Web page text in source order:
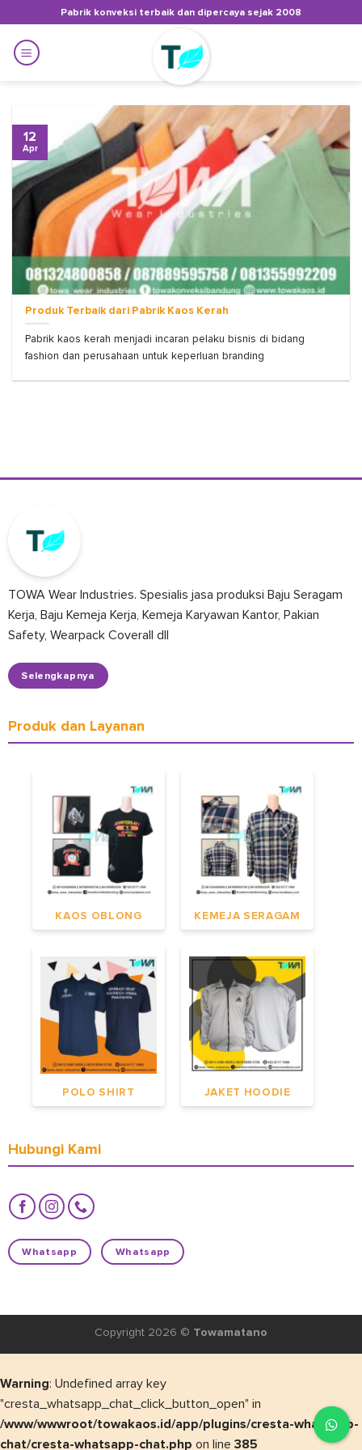
to
content
Pabrik konveksi terbaik dan dipercaya sejak 2008
Produk Terbaik dari Pabrik Kaos Kerah
Pabrik kaos kerah menjadi incaran pelaku bisnis di bidang
fashion dan perusahaan untuk keperluan branding
12
Apr
TOWA Wear Industries. Spesialis jasa produksi Baju Seragam
Kerja, Baju Kemeja Kerja, Kemeja Karyawan Kantor, Pakian
Safety, Wearpack Coverall dll
Selengkapnya
Produk dan Layanan
KAOS OBLONG KEMEJA SERAGAM
POLO SHIRT JAKET HOODIE
Hubungi Kami
Whatsapp Whatsapp
Copyright 2026 © Towamatano
Warning: Undefined array key
"cresta_whatsapp_chat_click_button_open" in
/www/wwwroot/towakaos.id/app/plugins/cresta-whatsapp-
chat/cresta-whatsapp-chat.php on line 385